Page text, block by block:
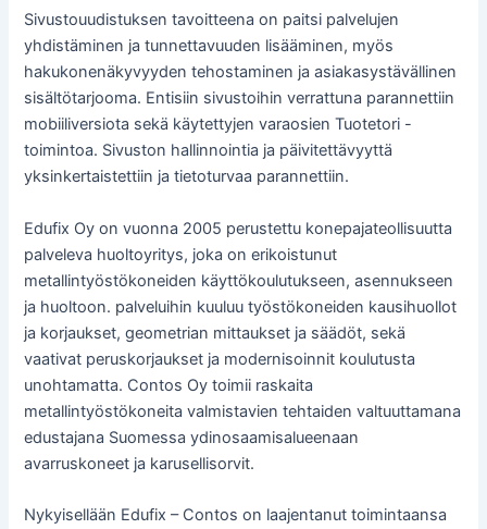
Sivustouudistuksen tavoitteena on paitsi palvelujen
yhdistäminen ja tunnettavuuden lisääminen, myös
hakukonenäkyvyyden tehostaminen ja asiakasystävällinen
sisältötarjooma. Entisiin sivustoihin verrattuna parannettiin
mobiiliversiota sekä käytettyjen varaosien Tuotetori -
toimintoa. Sivuston hallinnointia ja päivitettävyyttä
yksinkertaistettiin ja tietoturvaa parannettiin.
Edufix Oy on vuonna 2005 perustettu konepajateollisuutta
palveleva huoltoyritys, joka on erikoistunut
metallintyöstökoneiden käyttökoulutukseen, asennukseen
ja huoltoon. palveluihin kuuluu työstökoneiden kausihuollot
ja korjaukset, geometrian mittaukset ja säädöt, sekä
vaativat peruskorjaukset ja modernisoinnit koulutusta
unohtamatta. Contos Oy toimii raskaita
metallintyöstökoneita valmistavien tehtaiden valtuuttamana
edustajana Suomessa ydinosaamisalueenaan
avarruskoneet ja karusellisorvit.
Nykyisellään Edufix – Contos on laajentanut toimintaansa